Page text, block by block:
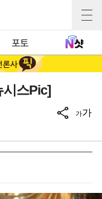
포토
스Pic]
가가